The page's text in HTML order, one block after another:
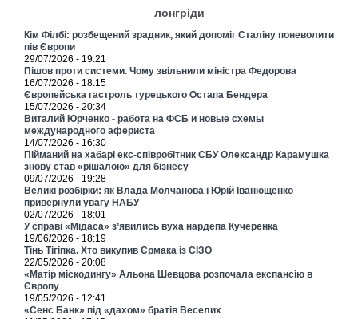
лонгріди
Кім Філбі: розбещений зрадник, який допоміг Сталіну поневолити
пів Європи
29/07/2026 - 19:21
Пішов проти системи. Чому звільнили міністра Федорова
16/07/2026 - 18:15
Європейська гастроль турецького Остапа Бендера
15/07/2026 - 20:34
Виталий Юрченко - работа на ФСБ и новые схемы
международного афериста
14/07/2026 - 16:30
Пійманий на хабарі екс-співробітник СБУ Олександр Карамушка
знову став «рішалою» для бізнесу
09/07/2026 - 19:28
Великі розбірки: як Влада Молчанова і Юрій Іванющенко
привернули увагу НАБУ
02/07/2026 - 18:01
У справі «Мідаса» з’явились вуха нардепа Кучеренка
19/06/2026 - 18:19
Тінь Тігіпка. Хто викупив Єрмака із СІЗО
22/05/2026 - 20:08
«Матір міскодингу» Альона Шевцова розпочала експансію в
Європу
19/05/2026 - 12:41
«Сенс Банк» під «дахом» братів Веселих